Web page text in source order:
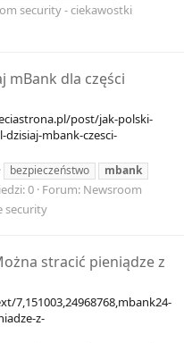
security - ciekawostki
mBank dla części
post/jak-polski-
dzisiaj-mbank-czesci-
bezpieczeństwo
mbank
0 Forum: Newsroom
security
stracić pieniądze z
7,151003,24968768,mbank24-
z-